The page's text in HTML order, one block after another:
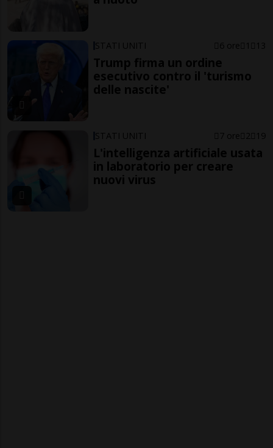
STATI UNITI 6 ore 1 13
Trump firma un ordine
esecutivo contro il 'turismo
delle nascite'
STATI UNITI 7 ore 2 19
L'intelligenza artificiale usata
in laboratorio per creare
nuovi virus